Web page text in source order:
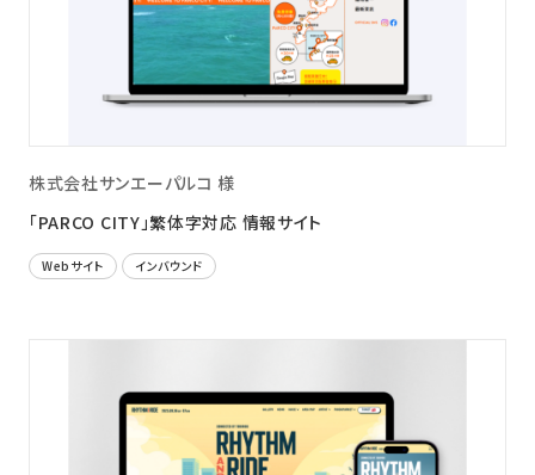
株式会社サンエーパルコ 様
「PARCO CITY」繁体字対応 情報サイト
Webサイト インバウンド